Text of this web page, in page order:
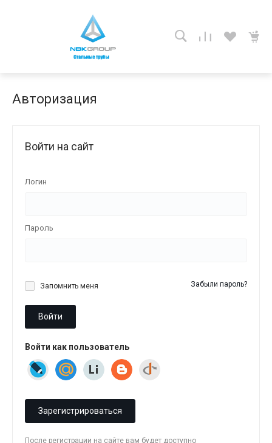
Авторизация
Войти на сайт
Логин
Пароль
Запомнить меня Забыли пароль?
Войти
Войти как пользователь
Зарегистрироваться
После регистрации на сайте вам будет доступно